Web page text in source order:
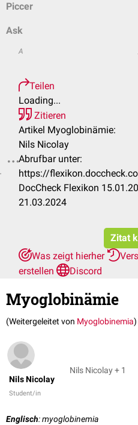
Piccer
Ask
A
Teilen
Loading...
Zitieren
Artikel Myoglobinämie:
Nils Nicolay
Abrufbar unter:
https://
DocCheck Flexikon
21.03.2024
Zitat
Was zeigt hierher
erstellen
Discord
Myoglobinämie
(Weitergeleitet von Myoglobinemia)
Nils Nicolay
Student/in
Nils Nicolay + 1
Englisch: myoglobinemia